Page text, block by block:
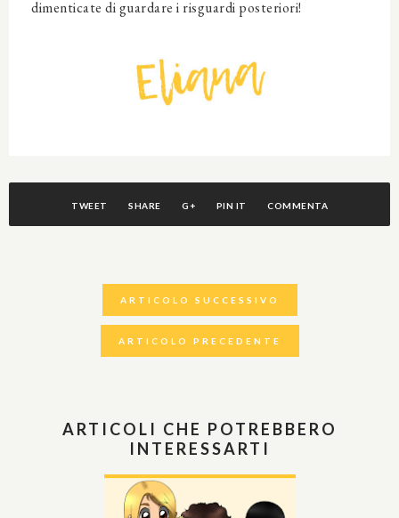
dimenticate di guardare i risguardi posteriori!
TWEET SHARE G+ PIN IT COMMENTA
ARTICOLO SUCCESSIVO
ARTICOLO PRECEDENTE
ARTICOLI CHE POTREBBERO
INTERESSARTI